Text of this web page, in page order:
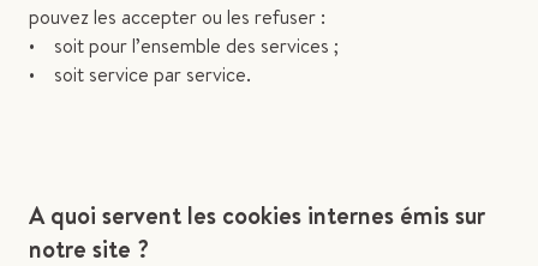
pouvez les accepter ou les refuser :
• soit pour l’ensemble des services ;
• soit service par service.
A quoi servent les cookies internes émis sur
notre site ?